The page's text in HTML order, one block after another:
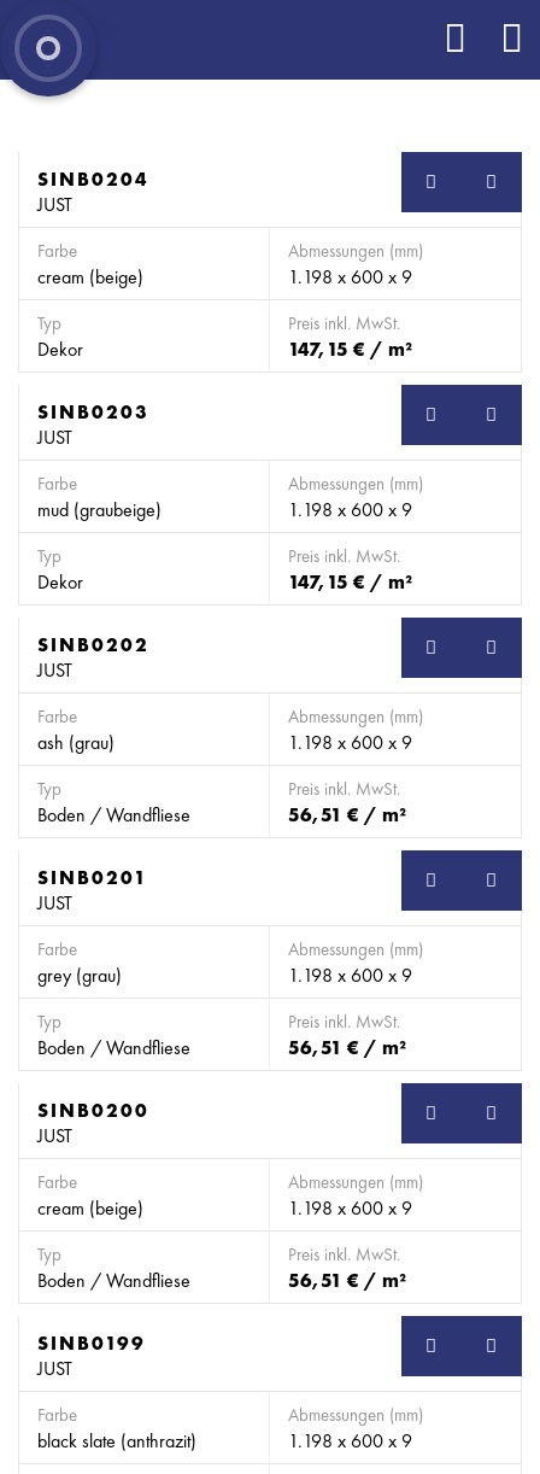
SB
SINB0204
JUST
Farbe
cream (beige)
Abmessungen (mm)
1.198 x 600 x 9
Typ
Dekor
Preis inkl. MwSt.
147,15 € / m²
SB
SINB0203
JUST
Farbe
mud (graubeige)
Abmessungen (mm)
1.198 x 600 x 9
Typ
Dekor
Preis inkl. MwSt.
147,15 € / m²
SB
SINB0202
JUST
Farbe
ash (grau)
Abmessungen (mm)
1.198 x 600 x 9
Typ
Boden / Wandfliese
Preis inkl. MwSt.
56,51 € / m²
SB
SINB0201
JUST
Farbe
grey (grau)
Abmessungen (mm)
1.198 x 600 x 9
Typ
Boden / Wandfliese
Preis inkl. MwSt.
56,51 € / m²
SB
SINB0200
JUST
Farbe
cream (beige)
Abmessungen (mm)
1.198 x 600 x 9
Typ
Boden / Wandfliese
Preis inkl. MwSt.
56,51 € / m²
SB
SINB0199
JUST
Farbe
black slate (anthrazit)
Abmessungen (mm)
1.198 x 600 x 9